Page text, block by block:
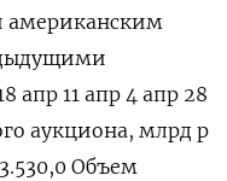
американским
апр 11 апр 4 апр 28
аукциона, млрд р
Объем